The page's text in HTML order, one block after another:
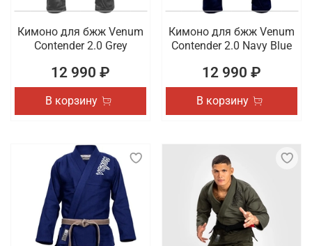
Кимоно для бжж Venum
Contender 2.0 Grey
12 990 ₽
В корзину
Кимоно для бжж Venum
Contender 2.0 Navy Blue
12 990 ₽
В корзину